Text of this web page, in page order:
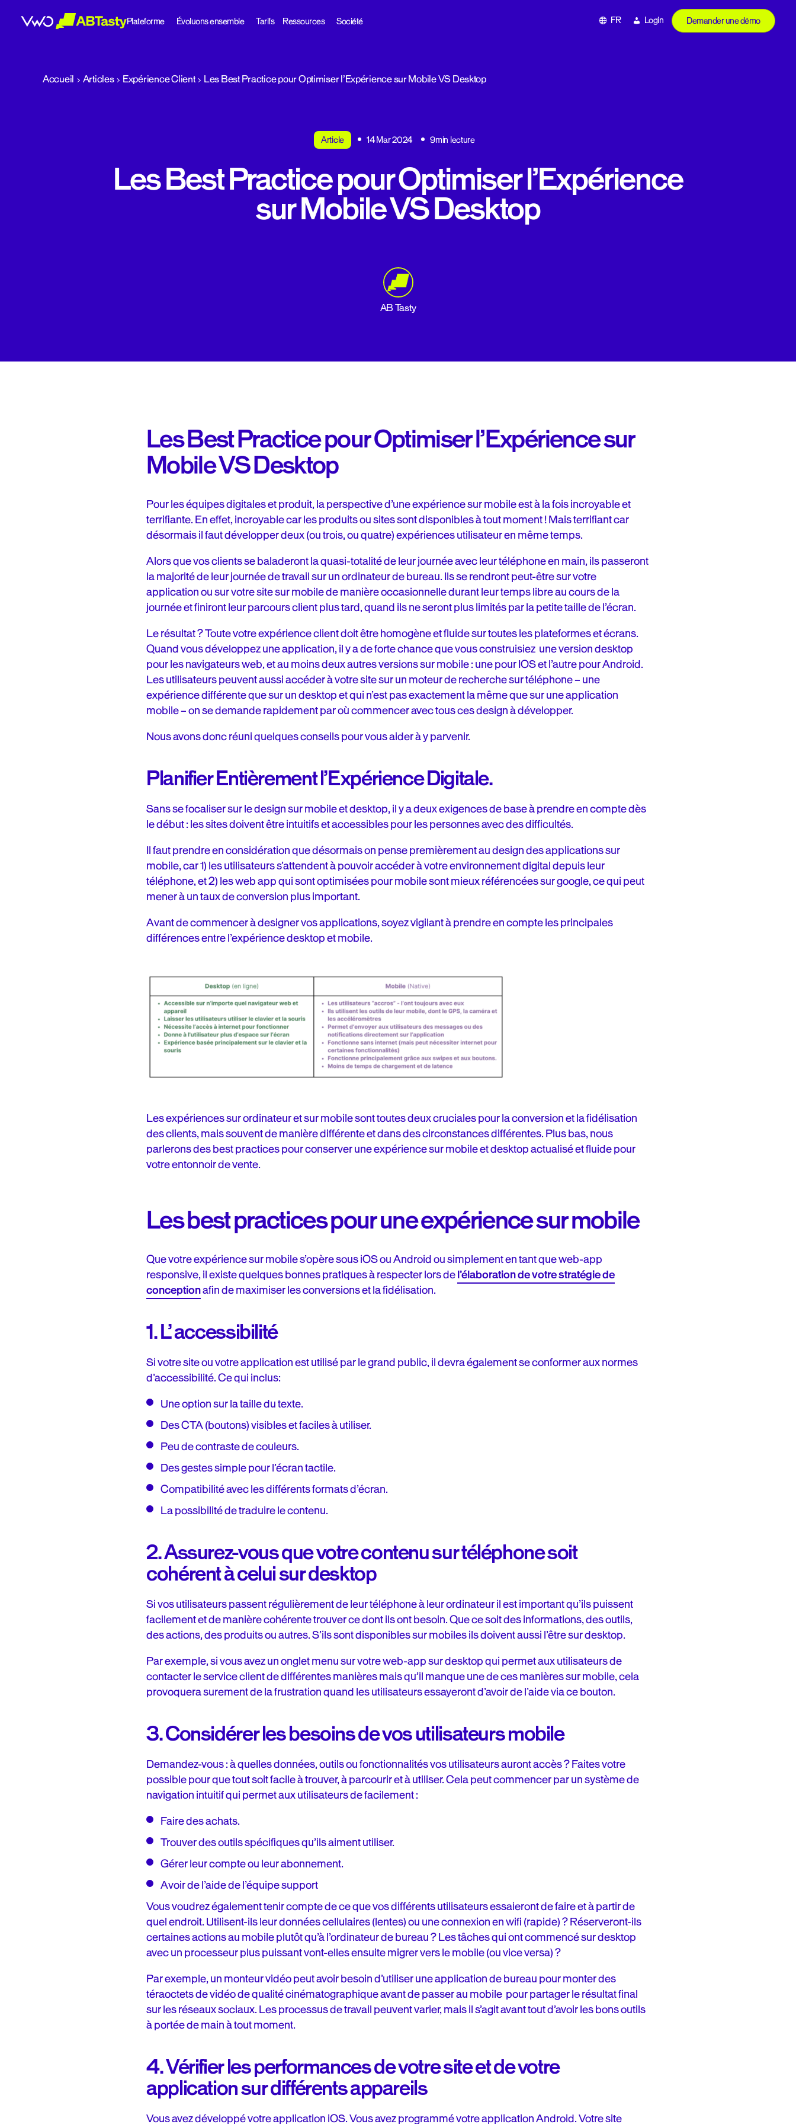
Plateforme Évoluons ensemble Tarifs Ressources Société Demander une démo
Login
FR
Accueil Articles Expérience Client Les Best Practice pour Optimiser l’Expérience sur Mobile VS Desktop
Article 14 Mar 2024 9min lecture
Les Best Practice pour Optimiser l’Expérience
sur Mobile VS Desktop
AB Tasty
Les Best Practice pour Optimiser l’Expérience sur
Mobile VS Desktop
Pour les équipes digitales et produit, la perspective d’une expérience sur mobile est à la fois incroyable et
terrifiante. En effet, incroyable car les produits ou sites sont disponibles à tout moment ! Mais terrifiant car
désormais il faut développer deux (ou trois, ou quatre) expériences utilisateur en même temps.
Alors que vos clients se baladeront la quasi-totalité de leur journée avec leur téléphone en main, ils passeront
la majorité de leur journée de travail sur un ordinateur de bureau. Ils se rendront peut-être sur votre
application ou sur votre site sur mobile de manière occasionnelle durant leur temps libre au cours de la
journée et finiront leur parcours client plus tard, quand ils ne seront plus limités par la petite taille de l’écran.
Le résultat ? Toute votre expérience client doit être homogène et fluide sur toutes les plateformes et écrans.
Quand vous développez une application, il y a de forte chance que vous construisiez une version desktop
pour les navigateurs web, et au moins deux autres versions sur mobile : une pour IOS et l’autre pour Android.
Les utilisateurs peuvent aussi accéder à votre site sur un moteur de recherche sur téléphone – une
expérience différente que sur un desktop et qui n’est pas exactement la même que sur une application
mobile – on se demande rapidement par où commencer avec tous ces design à développer.
Nous avons donc réuni quelques conseils pour vous aider à y parvenir.
Planifier Entièrement l’Expérience Digitale.
Sans se focaliser sur le design sur mobile et desktop, il y a deux exigences de base à prendre en compte dès
le début : les sites doivent être intuitifs et accessibles pour les personnes avec des difficultés.
Il faut prendre en considération que désormais on pense premièrement au design des applications sur
mobile, car 1) les utilisateurs s’attendent à pouvoir accéder à votre environnement digital depuis leur
téléphone, et 2) les web app qui sont optimisées pour mobile sont mieux référencées sur google, ce qui peut
mener à un taux de conversion plus important.
Avant de commencer à designer vos applications, soyez vigilant à prendre en compte les principales
différences entre l’expérience desktop et mobile.
Les expériences sur ordinateur et sur mobile sont toutes deux cruciales pour la conversion et la fidélisation
des clients, mais souvent de manière différente et dans des circonstances différentes. Plus bas, nous
parlerons des best practices pour conserver une expérience sur mobile et desktop actualisé et fluide pour
votre entonnoir de vente.
Les best practices pour une expérience sur mobile
Que votre expérience sur mobile s’opère sous iOS ou Android ou simplement en tant que web-app
responsive, il existe quelques bonnes pratiques à respecter lors del’élaboration de votre stratégie de
conceptionafin de maximiser les conversions et la fidélisation.
1. L’ accessibilité
Si votre site ou votre application est utilisé par le grand public, il devra également se conformer aux normes
d’accessibilité. Ce qui inclus:
Une option sur la taille du texte.
Des CTA (boutons) visibles et faciles à utiliser.
Peu de contraste de couleurs.
Des gestes simple pour l’écran tactile.
Compatibilité avec les différents formats d’écran.
La possibilité de traduire le contenu.
2. Assurez-vous que votre contenu sur téléphone soit
cohérent à celui sur desktop
Si vos utilisateurs passent régulièrement de leur téléphone à leur ordinateur il est important qu’ils puissent
facilement et de manière cohérente trouver ce dont ils ont besoin. Que ce soit des informations, des outils,
des actions, des produits ou autres. S’ils sont disponibles sur mobiles ils doivent aussi l’être sur desktop.
Par exemple, si vous avez un onglet menu sur votre web-app sur desktop qui permet aux utilisateurs de
contacter le service client de différentes manières mais qu’il manque une de ces manières sur mobile, cela
provoquera surement de la frustration quand les utilisateurs essayeront d’avoir de l’aide via ce bouton.
3. Considérer les besoins de vos utilisateurs mobile
Demandez-vous : à quelles données, outils ou fonctionnalités vos utilisateurs auront accès ? Faites votre
possible pour que tout soit facile à trouver, à parcourir et à utiliser. Cela peut commencer par un système de
navigation intuitif qui permet aux utilisateurs de facilement :
Faire des achats.
Trouver des outils spécifiques qu’ils aiment utiliser.
Gérer leur compte ou leur abonnement.
Avoir de l’aide de l’équipe support
Vous voudrez également tenir compte de ce que vos différents utilisateurs essaieront de faire et à partir de
quel endroit. Utilisent-ils leur données cellulaires (lentes) ou une connexion en wifi (rapide) ? Réserveront-ils
certaines actions au mobile plutôt qu’à l’ordinateur de bureau ? Les tâches qui ont commencé sur desktop
avec un processeur plus puissant vont-elles ensuite migrer vers le mobile (ou vice versa) ?
Par exemple, un monteur vidéo peut avoir besoin d’utiliser une application de bureau pour monter des
téraoctets de vidéo de qualité cinématographique avant de passer au mobile pour partager le résultat final
sur les réseaux sociaux. Les processus de travail peuvent varier, mais il s’agit avant tout d’avoir les bons outils
à portée de main à tout moment.
4. Vérifier les performances de votre site et de votre
application sur différents appareils
Vous avez développé votre application iOS. Vous avez programmé votre application Android. Votre site